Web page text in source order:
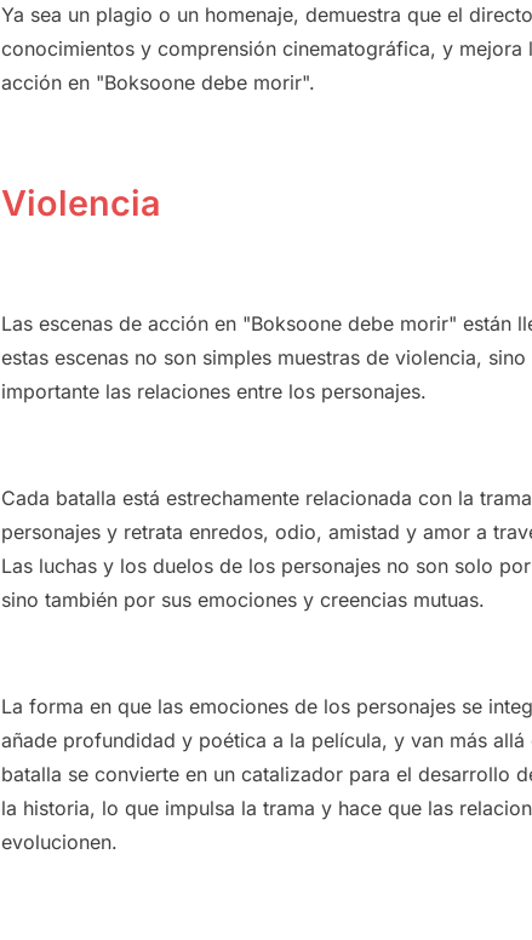
Ya sea un plagio o un homenaje, demuestra que el
conocimientos y comprensión cinematográfica, y mejora
acción en "Boksoone debe morir".
Violencia
Las escenas de acción en "Boksoone debe morir" están
estas escenas no son simples muestras de violencia,
importante las relaciones entre los personajes.
Cada batalla está estrechamente relacionada con la
personajes y retrata enredos, odio, amistad y amor a
Las luchas y los duelos de los personajes no son solo
sino también por sus emociones y creencias mutuas.
La forma en que las emociones de los personajes se
añade profundidad y poética a la película, y van más
batalla se convierte en un catalizador para el desarrollo
la historia, lo que impulsa la trama y hace que las
evolucionen.